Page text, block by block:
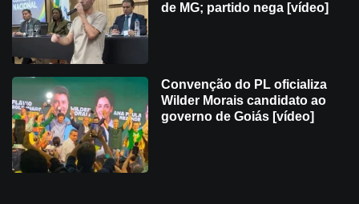
de MG; partido nega [vídeo]
Convenção do PL oficializa
Wilder Morais candidato ao
governo de Goiás [vídeo]